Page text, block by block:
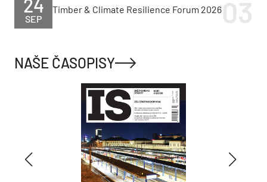
SEP
24 Timber & Climate Resilience Forum 2026
NAŠE ČASOPISY